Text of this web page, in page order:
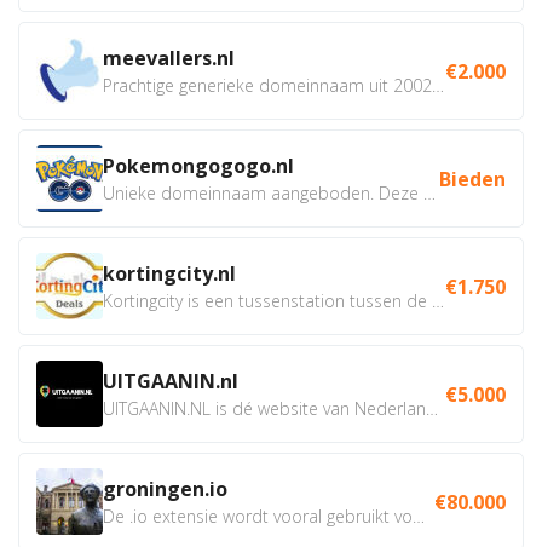
meevallers.nl €2.000
Pokemongogogo.nl Bieden
kortingcity.nl €1.750
UITGAANIN.nl €5.000
groningen.io €80.000